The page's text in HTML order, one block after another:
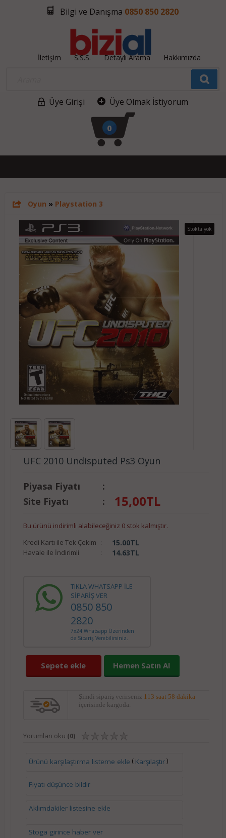
Bilgi ve Danışma 0850 850 2820
İletişim S.S.S. Detaylı Arama Hakkımızda
Üye Girişi Üye Olmak İstiyorum
0
Oyun » Playstation 3
Stokta yok
UFC 2010 Undisputed Ps3 Oyun
Piyasa Fiyatı
:
Site Fiyatı
: 15,00TL
Bu ürünü indirimli alabileceğiniz 0 stok kalmıştır.
Kredi Kartı ile Tek Çekim : 15.00TL
Havale ile İndirimli : 14.63TL
TIKLA WHATSAPP İLE
SİPARİŞ VER
0850 850
2820
7x24 Whatsapp Üzerinden
de Sipariş Verebilirsiniz.
Sepete ekle Hemen Satın Al
Şimdi sipariş verirseniz 113 saat 58 dakika
içerisinde kargoda.
Yorumları oku (0)
Ürünü karşılaştırma listeme ekle ( Karşılaştır)
Fiyatı düşünce bildir
Aklımdakiler listesine ekle
Stoga girince haber ver